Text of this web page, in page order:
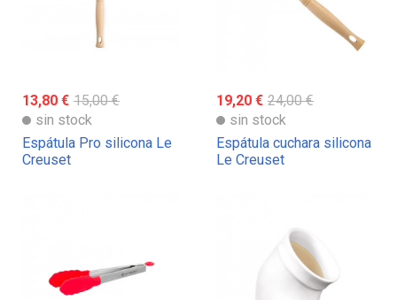
13,80 € 15,00 €
sin stock
Espátula Pro silicona Le
Creuset
19,20 € 24,00 €
sin stock
Espátula cuchara silicona
Le Creuset